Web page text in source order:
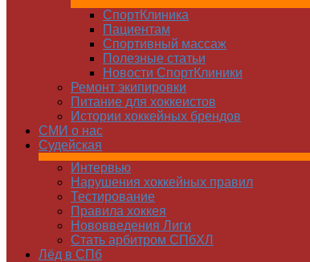
СпортКлиника
Пациентам
Спортивный массаж
Полезные статьи
Новости СпортКлиники
Ремонт экипировки
Питание для хоккеистов
Истории хоккейных брендов
СМИ о нас
Судейская
Интервью
Нарушения хоккейных правил
Тестирование
Правила хоккея
Нововведения Лиги
Стать арбитром СПбХЛ
Лёд в СПб